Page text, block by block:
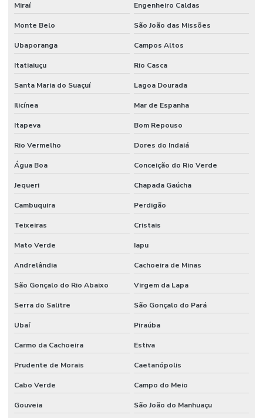
Miraí Engenheiro Caldas
Monte Belo São João das Missões
Ubaporanga Campos Altos
Itatiaiuçu Rio Casca
Santa Maria do Suaçuí Lagoa Dourada
Ilicínea Mar de Espanha
Itapeva Bom Repouso
Rio Vermelho Dores do Indaiá
Água Boa Conceição do Rio Verde
Jequeri Chapada Gaúcha
Cambuquira Perdigão
Teixeiras Cristais
Mato Verde Iapu
Andrelândia Cachoeira de Minas
São Gonçalo do Rio Abaixo Virgem da Lapa
Serra do Salitre São Gonçalo do Pará
Ubaí Piraúba
Carmo da Cachoeira Estiva
Prudente de Morais Caetanópolis
Cabo Verde Campo do Meio
Gouveia São João do Manhuaçu